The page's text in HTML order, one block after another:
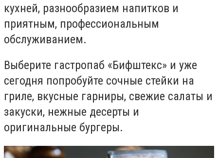
кухней, разнообразием напитков и
приятным, профессиональным
обслуживанием.
Выберите гастропаб «Бифштекс» и уже
сегодня попробуйте сочные стейки на
гриле, вкусные гарниры, свежие салаты и
закуски, нежные десерты и
оригинальные бургеры.